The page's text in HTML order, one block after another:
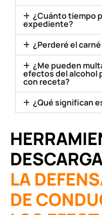
¿Cuánto tiempo
expediente?
¿Perderé el
¿Me pueden
efectos del alcohol
con receta?
¿Qué significan
LA
DE